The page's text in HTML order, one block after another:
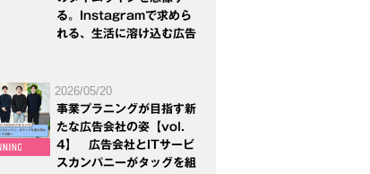
る。Instagramで求めら
れる、生活に溶け込む広告
2026/05/20
事業プラニングが目指す新
たな広告会社の姿【vol.
4】 広告会社とITサービ
スカンパニーがタッグを組